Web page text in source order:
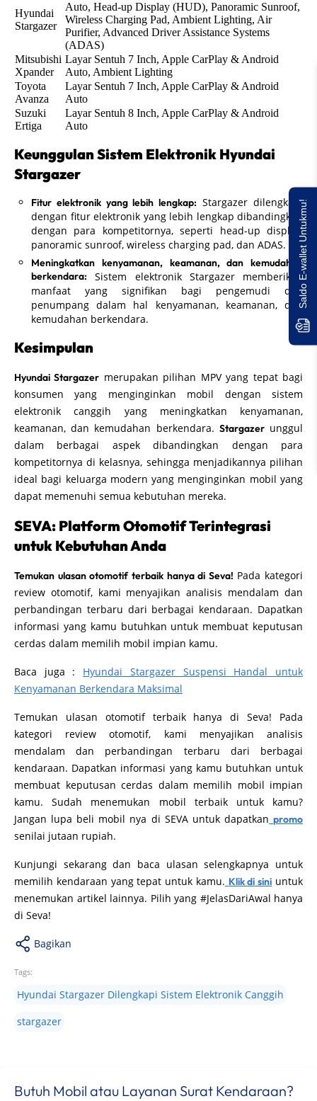
Hyundai
Stargazer
Auto, Head-up Display (HUD), Panoramic Sunroof,
Wireless Charging Pad, Ambient Lighting, Air
Purifier, Advanced Driver Assistance Systems
(ADAS)
Mitsubishi
Xpander
Layar Sentuh 7 Inch, Apple CarPlay & Android
Auto, Ambient Lighting
Toyota
Avanza
Layar Sentuh 7 Inch, Apple CarPlay & Android
Auto
Suzuki
Ertiga
Layar Sentuh 8 Inch, Apple CarPlay & Android
Auto
Keunggulan Sistem Elektronik Hyundai
Stargazer
Fitur elektronik yang lebih lengkap: Stargazer dilengkapi
dengan fitur elektronik yang lebih lengkap dibandingkan
dengan para kompetitornya, seperti head-up display,
panoramic sunroof, wireless charging pad, dan ADAS.
Meningkatkan kenyamanan, keamanan, dan kemudahan
berkendara: Sistem elektronik Stargazer memberikan
manfaat yang signifikan bagi pengemudi dan
penumpang dalam hal kenyamanan, keamanan, dan
kemudahan berkendara.
Kesimpulan
Hyundai Stargazer merupakan pilihan MPV yang tepat bagi
konsumen yang menginginkan mobil dengan sistem
elektronik canggih yang meningkatkan kenyamanan,
keamanan, dan kemudahan berkendara. Stargazerunggul
dalam berbagai aspek dibandingkan dengan para
kompetitornya di kelasnya, sehingga menjadikannya pilihan
ideal bagi keluarga modern yang menginginkan mobil yang
dapat memenuhi semua kebutuhan mereka.
SEVA: Platform Otomotif Terintegrasi
untuk Kebutuhan Anda
Temukan ulasan otomotif terbaik hanya di Seva! Pada kategori
review otomotif, kami menyajikan analisis mendalam dan
perbandingan terbaru dari berbagai kendaraan. Dapatkan
informasi yang kamu butuhkan untuk membuat keputusan
cerdas dalam memilih mobil impian kamu.
Baca juga : Hyundai Stargazer Suspensi Handal untuk
Kenyamanan Berkendara Maksimal
Temukan ulasan otomotif terbaik hanya di Seva! Pada
kategori review otomotif, kami menyajikan analisis
mendalam dan perbandingan terbaru dari berbagai
kendaraan. Dapatkan informasi yang kamu butuhkan untuk
membuat keputusan cerdas dalam memilih mobil impian
kamu. Sudah menemukan mobil terbaik untuk kamu?
Jangan lupa beli mobil nya di SEVA untuk dapatkan promo
senilai jutaan rupiah.
Kunjungi sekarang dan baca ulasan selengkapnya untuk
memilih kendaraan yang tepat untuk kamu. Klik di sini untuk
menemukan artikel lainnya. Pilih yang #JelasDariAwal hanya
di Seva!
Bagikan
Tags:
Hyundai Stargazer Dilengkapi Sistem Elektronik Canggih
stargazer
Butuh Mobil atau Layanan Surat Kendaraan?
Saldo E-wallet Untukmu!